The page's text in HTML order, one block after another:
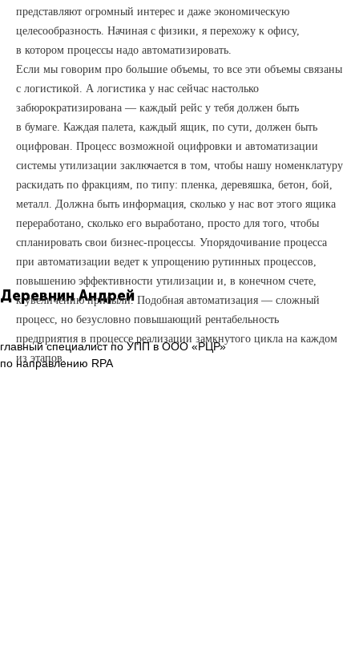
Деревнин Андрей
главный специалист по УПП в ООО «РЦР»
по направлению RPA
представляют огромный интерес и даже экономическую
целесообразность. Начиная с физики, я перехожу к офису,
в котором процессы надо автоматизировать.
Если мы говорим про большие объемы, то все эти объемы связаны
с логистикой. А логистика у нас сейчас настолько
забюрократизирована — каждый рейс у тебя должен быть
в бумаге. Каждая палета, каждый ящик, по сути, должен быть
оцифрован. Процесс возможной оцифровки и автоматизации
системы утилизации заключается в том, чтобы нашу номенклатуру
раскидать по фракциям, по типу: пленка, деревяшка, бетон, бой,
металл. Должна быть информация, сколько у нас вот этого ящика
переработано, сколько его выработано, просто для того, чтобы
спланировать свои бизнес-процессы. Упорядочивание процесса
при автоматизации ведет к упрощению рутинных процессов,
повышению эффективности утилизации и, в конечном счете,
к увеличению прибыли. Подобная автоматизация — сложный
процесс, но безусловно повышающий рентабельность
предприятия в процессе реализации замкнутого цикла на каждом
из этапов.